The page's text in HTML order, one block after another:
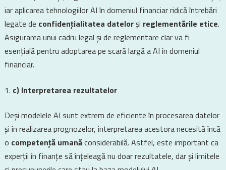
iar aplicarea tehnologiilor AI în domeniul financiar ridică întrebări
legate de confidențialitatea datelorși reglementările etice.
Asigurarea unui cadru legal și de reglementare clar va fi
esențială pentru adoptarea pe scară largă a AI în domeniul
financiar.
c) Interpretarea rezultatelor
Deși modelele AI sunt extrem de eficiente în procesarea datelor
și în realizarea prognozelor, interpretarea acestora necesită încă
o competență umanăconsiderabilă. Astfel, este important ca
experții în finanțe să înțeleagă nu doar rezultatele, dar și limitele